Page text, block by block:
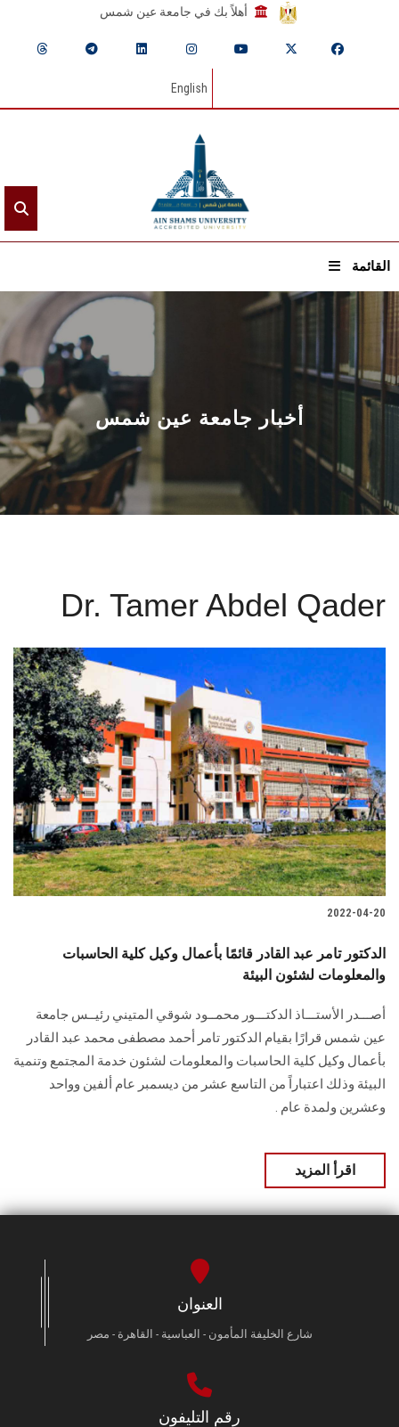
أهلاً بك في جامعة عين شمس
English
القائمة
الرئيسيـة
عن الجامعة
القطاعـات
الشئون الأكاديمية
البحث العلمي
المراكز والوحدات
الأنظمة الذكية
الإعلام
تواصل معنا
الطلاب
هيئة التدريس
الزائـرون
أخبار جامعة عين شمس
Dr. Tamer Abdel Qader
2022-04-20
الدكتور تامر عبد القادر قائمًا بأعمال وكيل كلية الحاسبات
والمعلومات لشئون البيئة
أصـــدر الأستـــاذ الدكتـــور محمــود شوقي المتيني رئيــس جامعة
عين شمس قرارًا بقيام الدكتور تامر أحمد مصطفى محمد عبد القادر
بأعمال وكيل كلية الحاسبات والمعلومات لشئون خدمة المجتمع وتنمية
البيئة وذلك اعتباراً من التاسع عشر من ديسمبر عام ألفين وواحد
وعشرين ولمدة عام .
اقرأ المزيد
العنوان
شارع الخليفة المأمون - العباسية - القاهرة - مصر
رقم التليفون